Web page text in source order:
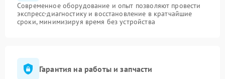
Современное оборудование и опыт позволяют провести
экспресс-диагностику и восстановление в кратчайшие
сроки, минимизируя время без устройства
Гарантия на работы и запчасти